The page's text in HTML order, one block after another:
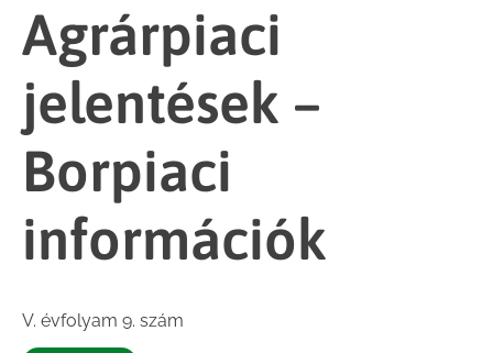
Agrárpiaci
jelentések –
Borpiaci
információk
V. évfolyam 9. szám